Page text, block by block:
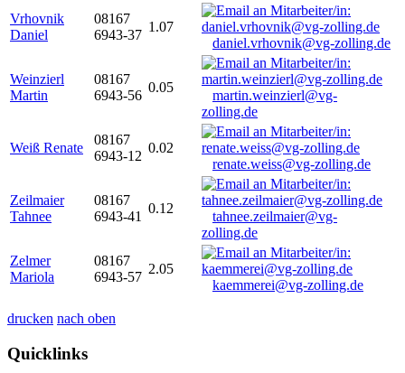
Vrhovnik
Daniel
08167
6943-37
1.07
daniel.vrhovnik@vg-zolling.de
Weinzierl
Martin
08167
6943-56
0.05
martin.weinzierl@vg-
zolling.de
Weiß Renate
08167
6943-12
0.02
renate.weiss@vg-zolling.de
Zeilmaier
Tahnee
08167
6943-41
0.12
tahnee.zeilmaier@vg-
zolling.de
Zelmer
Mariola
08167
6943-57
2.05
kaemmerei@vg-zolling.de
drucken nach oben
Quicklinks